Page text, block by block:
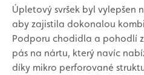
Úpletový svršek byl vylepšen
aby zajistila dokonalou
Podporu chodidla a pohodlí
pás na nártu, který navíc
díky mikro perforované